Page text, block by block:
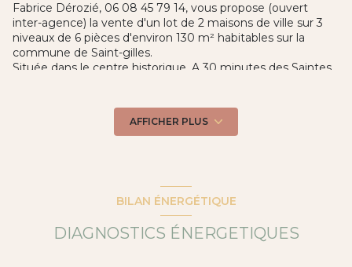
Fabrice Dérozié, 06 08 45 79 14, vous propose (ouvert
inter-agence) la vente d'un lot de 2 maisons de ville sur 3
niveaux de 6 pièces d'environ 130 m² habitables sur la
commune de Saint-gilles.
Située dans le centre historique. A 30 minutes des Saintes
Ces maisons se composent de 3 plateaux chacunes à
rénover entiérement .
sous le n° 334714185 au 06 08 45 79 14
Les honoraires sont à la charge du vendeur.
“Les informations sur les risques auxquels ce bien est
exposé sont disponibles sur le site Géorisques :
AFFICHER PLUS
BILAN ÉNERGÉTIQUE
DIAGNOSTICS ÉNERGETIQUES